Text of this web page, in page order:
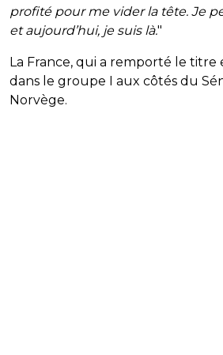
profité pour me vider la tête. Je
et aujourd’hui, je suis là."
La France, qui a remporté le titre
dans le groupe I aux côtés du
Norvège.